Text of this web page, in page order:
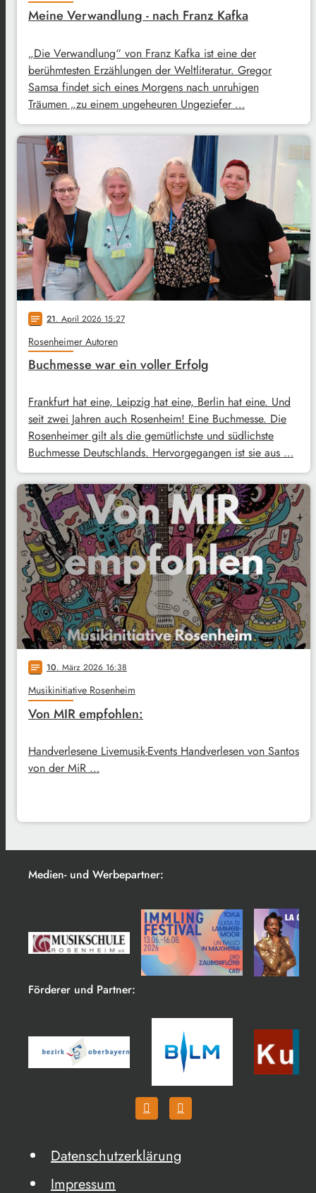
Meine Verwandlung - nach Franz Kafka
„Die Verwandlung“ von Franz Kafka ist eine der
berühmtesten Erzählungen der Weltliteratur. Gregor
Samsa findet sich eines Morgens nach unruhigen
Träumen „zu einem ungeheuren Ungeziefer …
notes 21. April 2026 15:27
Rosenheimer Autoren
Buchmesse war ein voller Erfolg
Frankfurt hat eine, Leipzig hat eine, Berlin hat eine. Und
seit zwei Jahren auch Rosenheim! Eine Buchmesse. Die
Rosenheimer gilt als die gemütlichste und südlichste
Buchmesse Deutschlands. Hervorgegangen ist sie aus …
notes 10. März 2026 16:38
Musikinitiative Rosenheim
Von MIR empfohlen:
Handverlesene Livemusik-Events Handverlesen von Santos
von der MiR …
Medien- und Werbepartner:
Förderer und Partner:
Datenschutzerklärung
Impressum